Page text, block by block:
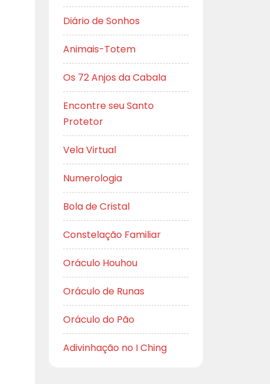
Diário de Sonhos
Animais-Totem
Os 72 Anjos da Cabala
Encontre seu Santo
Protetor
Vela Virtual
Numerologia
Bola de Cristal
Constelação Familiar
Oráculo Houhou
Oráculo de Runas
Oráculo do Pão
Adivinhação no I Ching